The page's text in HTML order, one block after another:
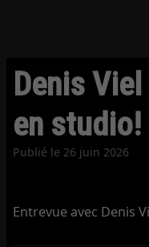
Denis
en studio!
Publié le 26 juin 2026
Entrevue avec Denis